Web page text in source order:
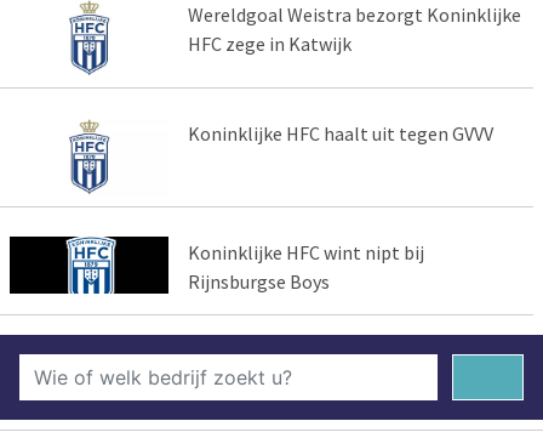
Wereldgoal Weistra bezorgt Koninklijke
HFC zege in Katwijk
Koninklijke HFC haalt uit tegen GVVV
Koninklijke HFC wint nipt bij
Rijnsburgse Boys